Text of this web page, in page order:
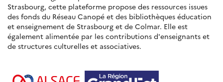
Strasbourg, cette plateforme propose des ressources issues
des fonds du Réseau Canopé et des bibliothèques éducation
et enseignement de Strasbourg et de Colmar. Elle est
également alimentée par les contributions d'enseignants et
de structures culturelles et associatives.